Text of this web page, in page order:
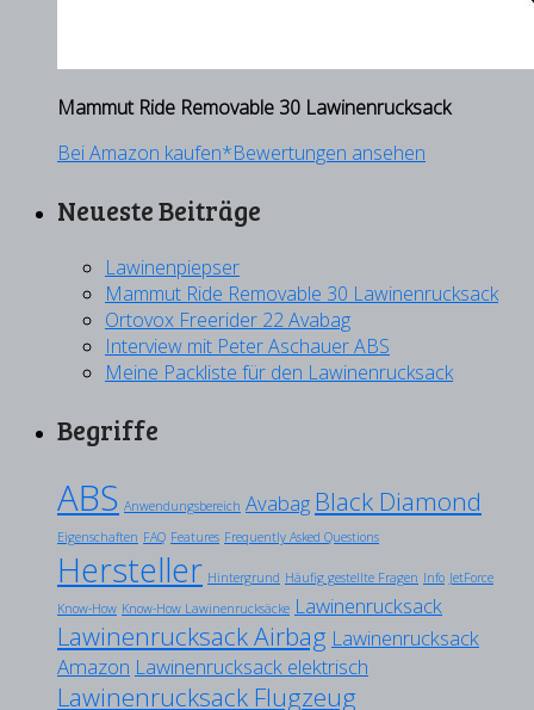
Mammut Ride Removable 30 Lawinenrucksack
Bei Amazon kaufen*Bewertungen ansehen
Neueste Beiträge
Lawinenpiepser
Mammut Ride Removable 30 Lawinenrucksack
Ortovox Freerider 22 Avabag
Interview mit Peter Aschauer ABS
Meine Packliste für den Lawinenrucksack
Begriffe
ABS Anwendungsbereich Avabag Black Diamond
Eigenschaften FAQ Features Frequently Asked Questions
Hersteller Hintergrund Häufig gestellte Fragen Info JetForce
Know-How Know-How Lawinenrucksäcke Lawinenrucksack
Lawinenrucksack Airbag Lawinenrucksack
Amazon Lawinenrucksack elektrisch
Lawinenrucksack Flugzeug